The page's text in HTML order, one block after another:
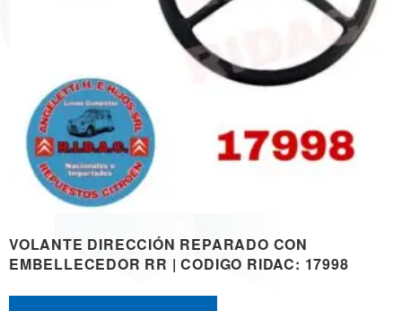
VOLANTE DIRECCIÓN REPARADO CON
EMBELLECEDOR RR | CODIGO RIDAC: 17998